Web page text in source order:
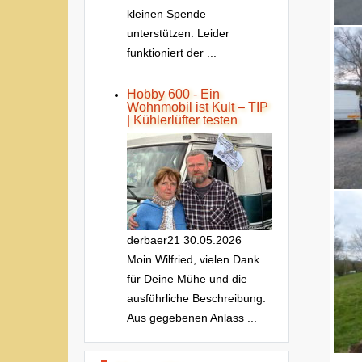
kleinen Spende
unterstützen. Leider
funktioniert der ...
Hobby 600 - Ein
Wohnmobil ist Kult – TIP
| Kühlerlüfter testen
derbaer21 30.05.2026
Moin Wilfried, vielen Dank
für Deine Mühe und die
ausführliche Beschreibung.
Aus gegebenen Anlass ...